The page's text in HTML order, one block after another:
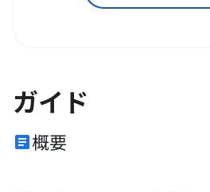
ガイド
article概要